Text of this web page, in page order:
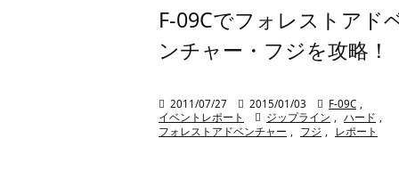
F-09Cでフォレストアド
ンチャー・フジを攻略！
 2011/07/27  2015/01/03  F-09C ,
イベントレポート
 ジップライン , ハード ,
フォレストアドベンチャー , フジ , レポート